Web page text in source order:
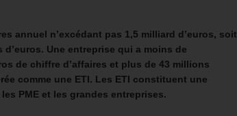
annuel n’excédant pas 1,5 milliard d’euros, soit
Une entreprise qui a moins de
de chiffre d’affaires et plus de 43 millions
comme une ETI. Les ETI constituent une
PME et les grandes entreprises.